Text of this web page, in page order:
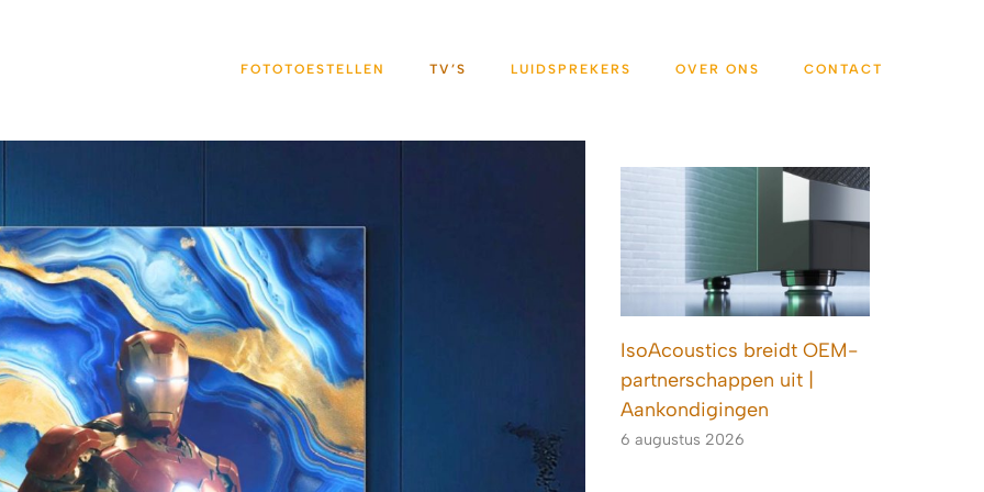
FOTOTOESTELLEN TV’S LUIDSPREKERS OVER ONS CONTACT
IsoAcoustics breidt OEM-
partnerschappen uit |
Aankondigingen
6 augustus 2026